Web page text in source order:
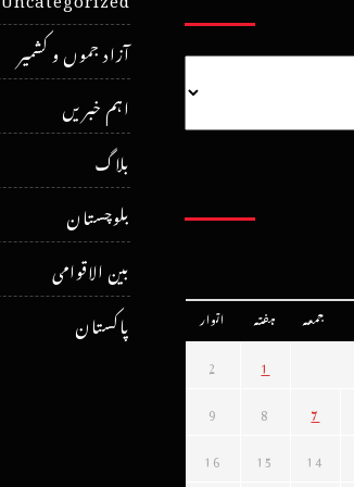
آزاد جموں و کشمیر
اہم خبریں
بلاگ
بلوچستان
بین الاقوامی
پاکستان
جمعہ ہفتہ اتوار
1
2
7
8
9
14
15
16